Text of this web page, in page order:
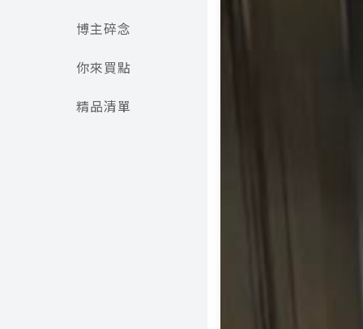
博主碎念
你來買點
精品清單